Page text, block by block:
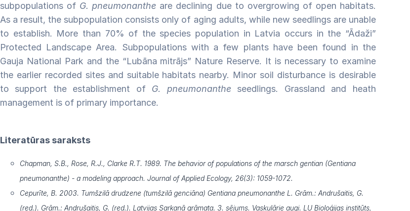
subpopulations of G. pneumonanthe are declining due to overgrowing of open habitats.
As a result, the subpopulation consists only of aging adults, while new seedlings are unable
to establish. More than 70% of the species population in Latvia occurs in the “Ādaži”
Protected Landscape Area. Subpopulations with a few plants have been found in the
Gauja National Park and the “Lubāna mitrājs” Nature Reserve. It is necessary to examine
the earlier recorded sites and suitable habitats nearby. Minor soil disturbance is desirable
to support the establishment of G. pneumonantheseedlings. Grassland and heath
management is of primary importance.
Literatūras saraksts
Chapman, S.B., Rose, R.J., Clarke R.T. 1989. The behavior of populations of the marsch gentian (Gentiana
pneumonanthe) - a modeling approach. Journal of Applied Ecology, 26(3): 1059-1072.
Cepurīte, B. 2003. Tumšzilā drudzene (tumšzilā genciāna) Gentiana pneumonanthe L. Grām.: Andrušaitis, G.
(red.). Grām.: Andrušaitis, G. (red.). Latvijas Sarkanā grāmata. 3. sējums. Vaskulārie augi. LU Bioloģijas institūts,